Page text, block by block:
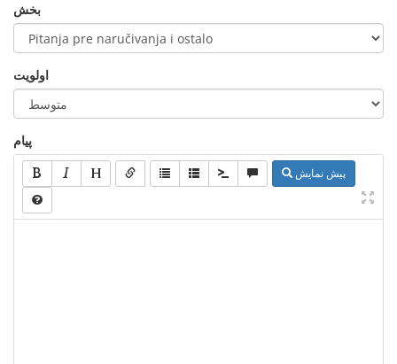
بخش
اولویت
پیام
پیش نمایش